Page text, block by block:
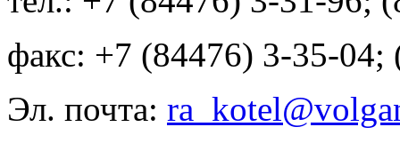
факс: +7 (84476) 3-35-04;
Эл. почта: